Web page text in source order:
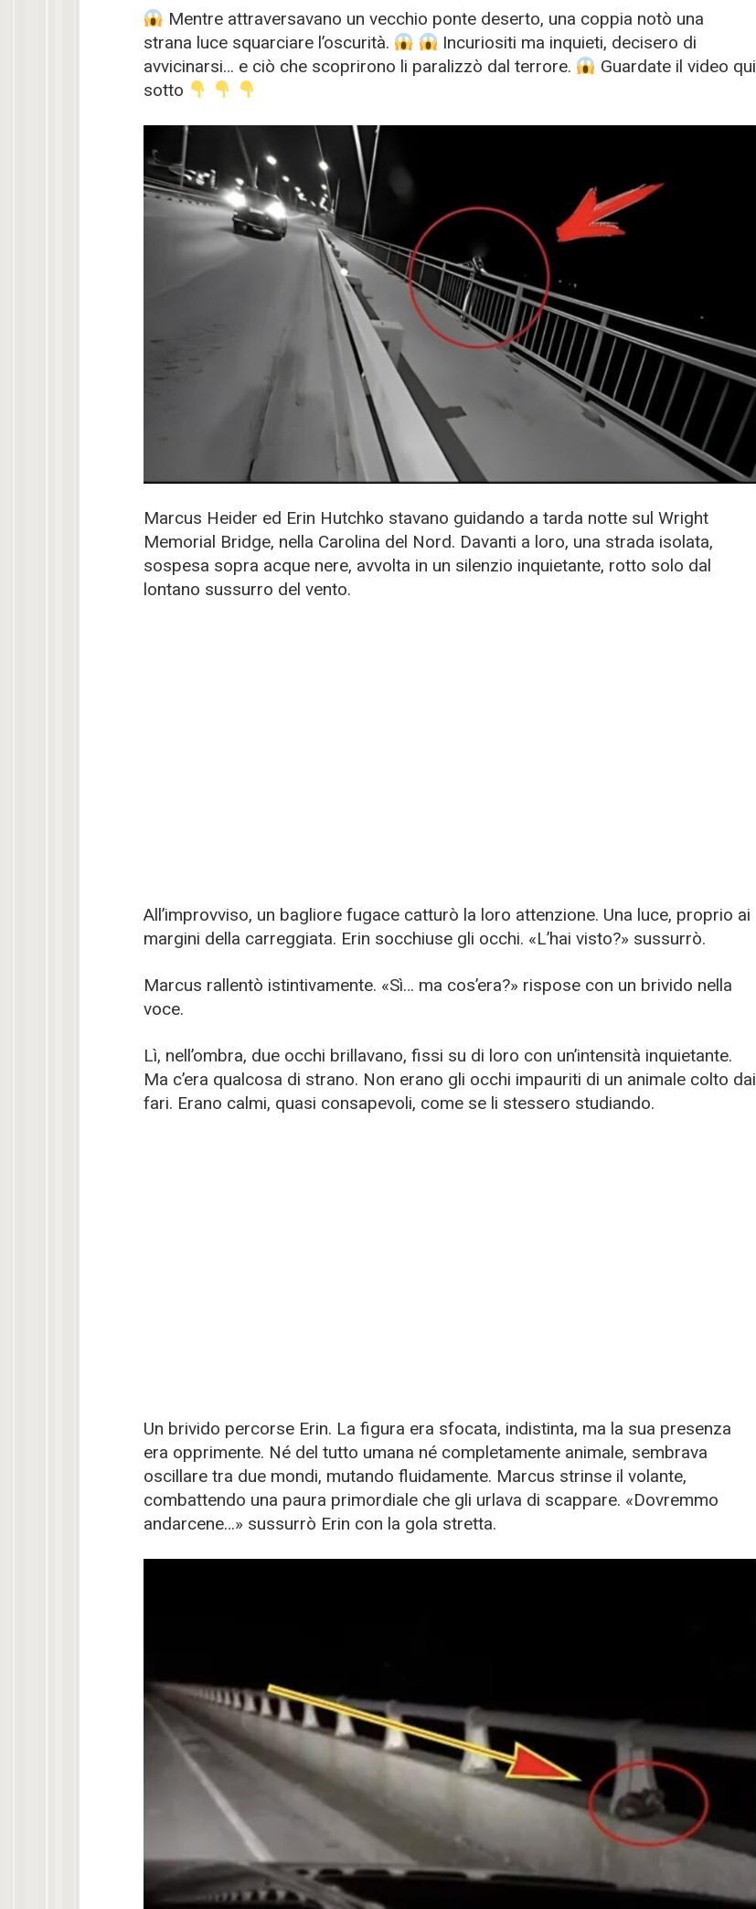
Mentre attraversavano un vecchio ponte deserto, una coppia notò una
strana luce squarciare l’oscurità.
Incuriositi ma inquieti, decisero di
avvicinarsi… e ciò che scoprirono li paralizzò dal terrore.
Guardate il video qui
sotto
Marcus Heider ed Erin Hutchko stavano guidando a tarda notte sul Wright
Memorial Bridge, nella Carolina del Nord. Davanti a loro, una strada isolata,
sospesa sopra acque nere, avvolta in un silenzio inquietante, rotto solo dal
lontano sussurro del vento.
All’improvviso, un bagliore fugace catturò la loro attenzione. Una luce, proprio ai
margini della carreggiata. Erin socchiuse gli occhi. «L’hai visto?» sussurrò.
Marcus rallentò istintivamente. «Sì… ma cos’era?» rispose con un brivido nella
voce.
Lì, nell’ombra, due occhi brillavano, fissi su di loro con un’intensità inquietante.
Ma c’era qualcosa di strano. Non erano gli occhi impauriti di un animale colto dai
fari. Erano calmi, quasi consapevoli, come se li stessero studiando.
Un brivido percorse Erin. La figura era sfocata, indistinta, ma la sua presenza
era opprimente. Né del tutto umana né completamente animale, sembrava
oscillare tra due mondi, mutando fluidamente. Marcus strinse il volante,
combattendo una paura primordiale che gli urlava di scappare. «Dovremmo
andarcene…» sussurrò Erin con la gola stretta.